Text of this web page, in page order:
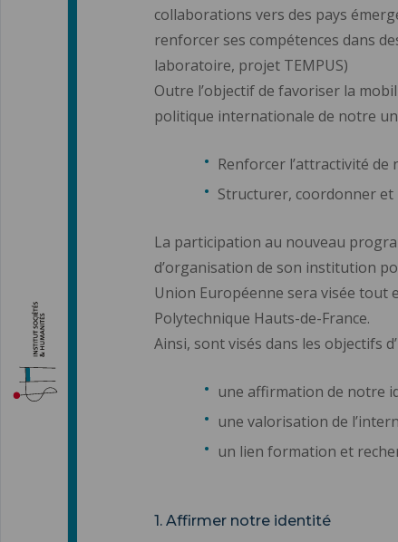
collaborations vers des pays
renforcer ses compétences dans
laboratoire, projet TEMPUS)
Outre l’objectif de favoriser la
politique internationale de notre
Renforcer l’attractivité de
Structurer, coordonner
La participation au nouveau
d’organisation de son institution
Union Européenne sera visée tout
Polytechnique Hauts-de-France.
Ainsi, sont visés dans les objectifs
une affirmation de notre
une valorisation de
un lien formation et
1. Affirmer notre identité